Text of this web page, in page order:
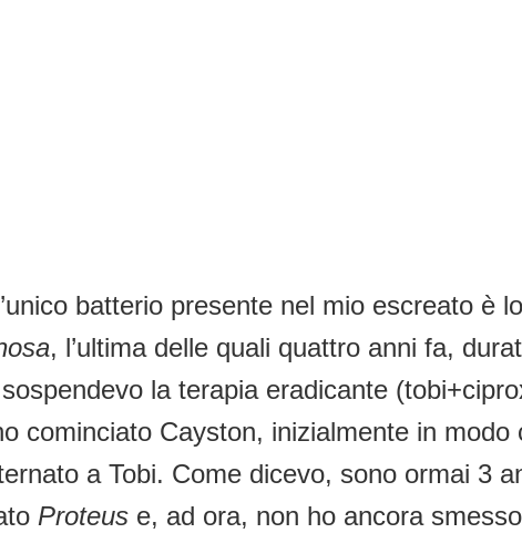
batterio presente nel mio escreato è
, l’ultima delle quali quattro anni fa,
la terapia eradicante
cominciato Cayston, inizialmente in
a Tobi. Come dicevo, sono ormai 3
Proteus e, ad ora, non ho ancora